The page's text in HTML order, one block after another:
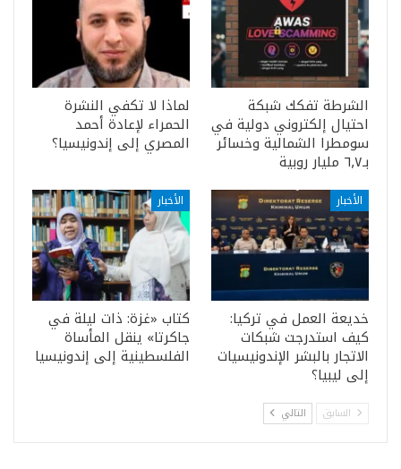
الشرطة تفكك شبكة
احتيال إلكتروني دولية في
سومطرا الشمالية وخسائر
بـ٦٫٧ مليار روبية
لماذا لا تكفي النشرة
الحمراء لإعادة أحمد
المصري إلى إندونيسيا؟
الأخبار
خديعة العمل في تركيا:
كيف استدرجت شبكات
الاتجار بالبشر الإندونيسيات
إلى ليبيا؟
الأخبار
كتاب «غزة: ذات ليلة في
جاكرتا» ينقل المأساة
الفلسطينية إلى إندونيسيا
السابق التالي